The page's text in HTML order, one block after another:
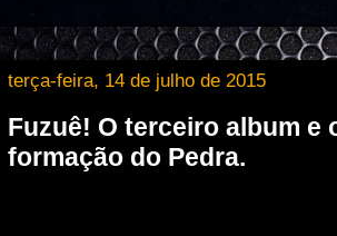
terça-feira, 14 de julho de 2015
Fuzuê! O terceiro album e
formação do Pedra.